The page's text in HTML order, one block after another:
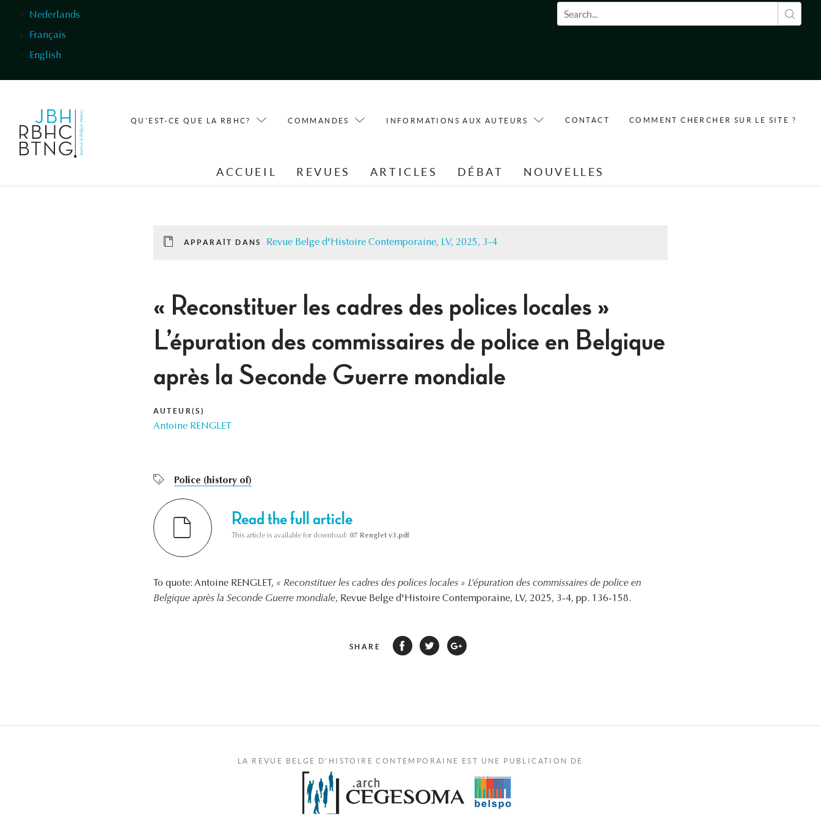
Nederlands
Français
English
Formulaire de recherche
QU'EST-CE QUE LA RBHC? COMMANDES INFORMATIONS AUX AUTEURS CONTACT COMMENT CHERCHER SUR LE SITE ?
ACCUEIL REVUES ARTICLES DÉBAT NOUVELLES
APPARAÎT DANS Revue Belge d'Histoire Contemporaine, LV, 2025, 3-4
« Reconstituer les cadres des polices locales »
L’épuration des commissaires de police en Belgique
après la Seconde Guerre mondiale
AUTEUR(S)
Antoine RENGLET
Police (history of)
Read the full article
This article is available for download: 07 Renglet v3.pdf
To quote: Antoine RENGLET, « Reconstituer les cadres des polices locales » L’épuration des commissaires de police en
Belgique après la Seconde Guerre mondiale, Revue Belge d'Histoire Contemporaine, LV, 2025, 3-4, pp. 136-158.
SHARE
LA REVUE BELGE D'HISTOIRE CONTEMPORAINE EST UNE PUBLICATION DE